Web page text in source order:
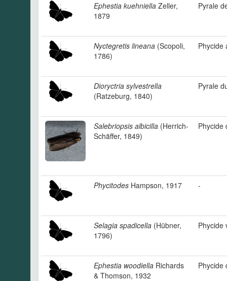
Ephestia kuehniella Zeller,
1879
Pyrale
Nyctegretis lineana (Scopoli,
1786)
Phycide
Dioryctria sylvestrella
(Ratzeburg, 1840)
Pyrale
Salebriopsis albicilla (Herrich-
Schäffer, 1849)
Phycide
Phycitodes Hampson, 1917 -
Selagia spadicella (Hübner,
1796)
Phycide
Ephestia woodiella Richards
& Thomson, 1932
Phycide